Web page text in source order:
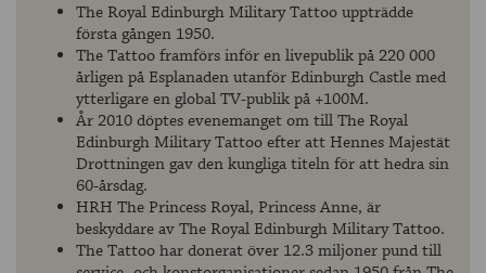
The Royal Edinburgh Military Tattoo uppträdde
första gången 1950.
The Tattoo framförs inför en livepublik på 220 000
årligen på Esplanaden utanför Edinburgh Castle med
ytterligare en global TV-publik på +100M.
År 2010 döptes evenemanget om till The Royal
Edinburgh Military Tattoo efter att Hennes Majestät
Drottningen gav den kungliga titeln för att hedra sin
60-årsdag.
HRH The Princess Royal, Princess Anne, är
beskyddare av The Royal Edinburgh Military Tattoo.
The Tattoo har donerat över 12.3 miljoner pund till